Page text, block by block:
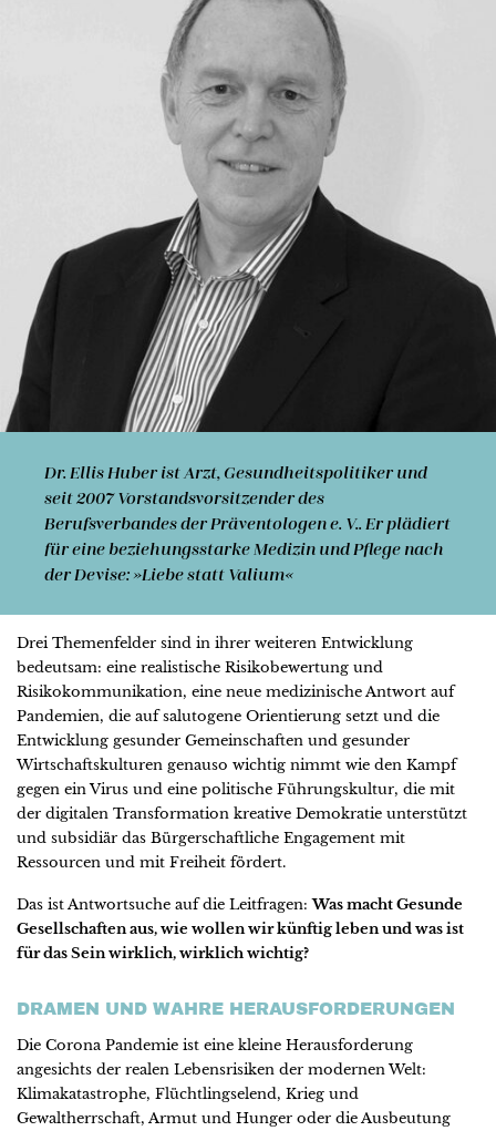
Dr. Ellis Huber ist Arzt, Gesundheitspolitiker und
seit 2007 Vorstandsvorsitzender des
Berufsverbandes der Präventologen e. V.. Er plädiert
für eine beziehungsstarke Medizin und Pflege nach
der Devise: »Liebe statt Valium«
Drei Themenfelder sind in ihrer weiteren Entwicklung
bedeutsam: eine realistische Risikobewertung und
Risikokommunikation, eine neue medizinische Antwort auf
Pandemien, die auf salutogene Orientierung setzt und die
Entwicklung gesunder Gemeinschaften und gesunder
Wirtschaftskulturen genauso wichtig nimmt wie den Kampf
gegen ein Virus und eine politische Führungskultur, die mit
der digitalen Transformation kreative Demokratie unterstützt
und subsidiär das Bürgerschaftliche Engagement mit
Ressourcen und mit Freiheit fördert.
Das ist Antwortsuche auf die Leitfragen:Was macht Gesunde
Gesellschaften aus, wie wollen wir künftig leben und was ist
für das Sein wirklich, wirklich wichtig?
DRAMEN UND WAHRE HERAUSFORDERUNGEN
Die Corona Pandemie ist eine kleine Herausforderung
angesichts der realen Lebensrisiken der modernen Welt:
Klimakatastrophe, Flüchtlingselend, Krieg und
Gewaltherrschaft, Armut und Hunger oder die Ausbeutung